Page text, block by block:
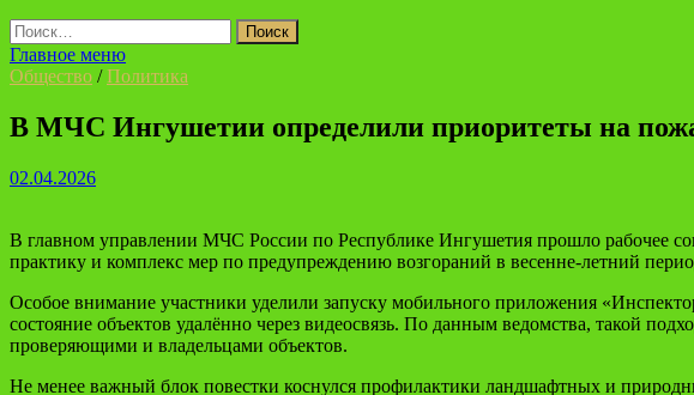
Найти:
Главное меню
Общество /Политика
В МЧС Ингушетии определили приоритеты на
02.04.2026
В главном управлении МЧС России по Республике Ингушетия прошло рабочее
практику и комплекс мер по предупреждению возгораний в весенне-летний
Особое внимание участники уделили запуску мобильного приложения
состояние объектов удалённо через видеосвязь. По данным ведомства, такой
проверяющими и владельцами объектов.
Не менее важный блок повестки коснулся профилактики ландшафтных и